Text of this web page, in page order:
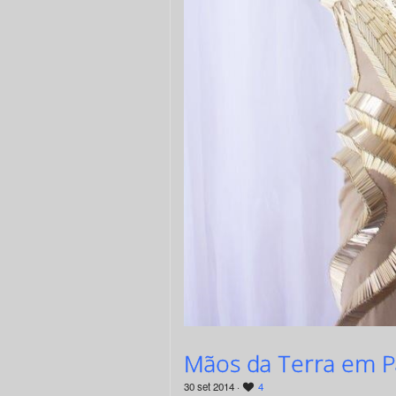
Mãos da Terra em
30 set 2014 · 4